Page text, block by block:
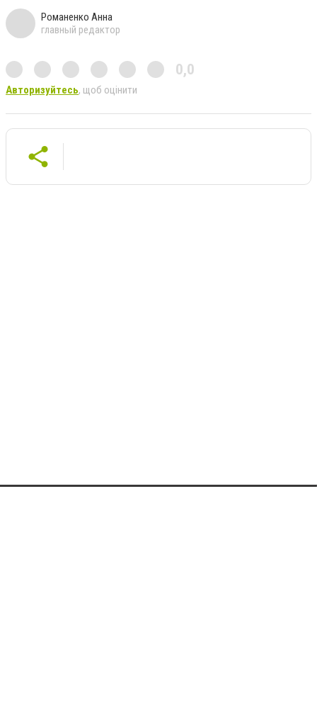
Романенко Анна
главный редактор
0,0
Авторизуйтесь, щоб оцінити